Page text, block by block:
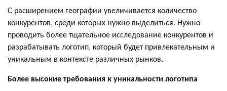
С расширением географии увеличивается количество
конкурентов, среди которых нужно выделиться. Нужно
проводить более тщательное исследование конкурентов и
разрабатывать логотип, который будет привлекательным и
уникальным в контексте различных рынков.
Более высокие требования к уникальности логотипа